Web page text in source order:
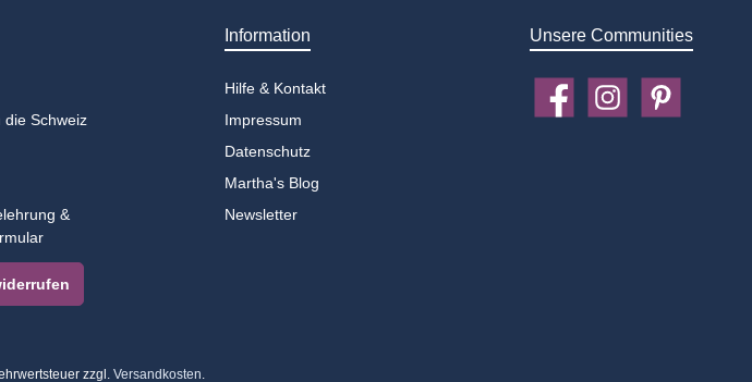
die Schweiz
&
Information
Hilfe & Kontakt
Impressum
Datenschutz
Martha's Blog
Newsletter
Unsere Communities
FacebookInstagramPinterest
zzgl. Versandkosten.